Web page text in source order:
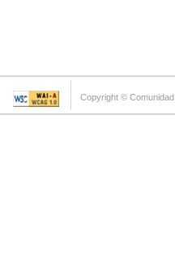
Copyright © Comunidad